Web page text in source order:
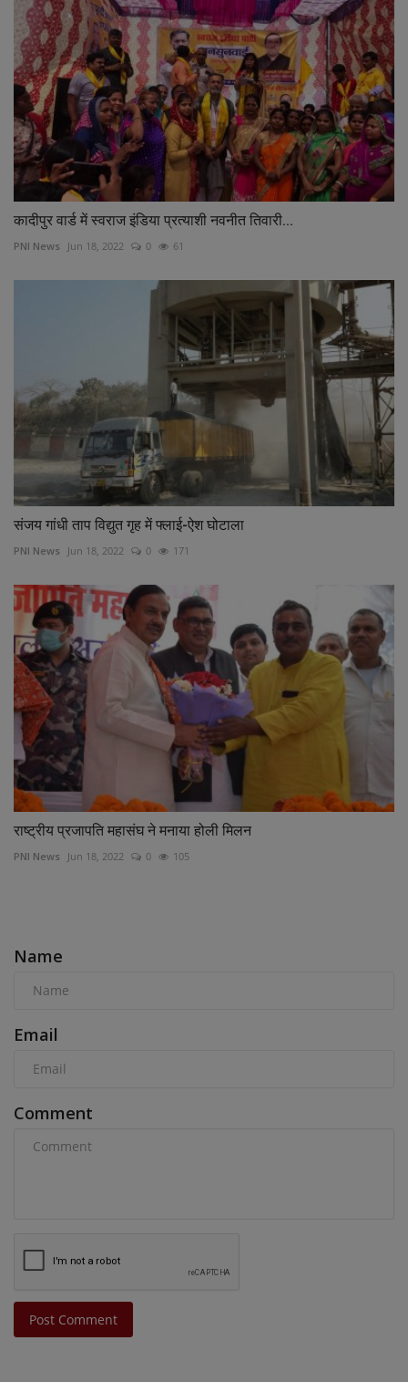
कादीपुर वार्ड में स्वराज इंडिया प्रत्याशी नवनीत तिवारी...
PNI News Jun 18, 2022 0 61
संजय गांधी ताप विद्युत गृह में फ्लाई-ऐश घोटाला
PNI News Jun 18, 2022 0 171
राष्ट्रीय प्रजापति महासंघ ने मनाया होली मिलन
PNI News Jun 18, 2022 0 105
Name
Email
Comment
Post Comment